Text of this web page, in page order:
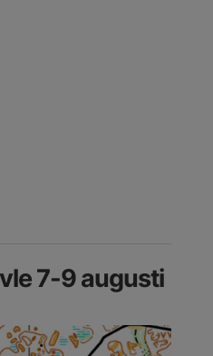
7-9 augusti